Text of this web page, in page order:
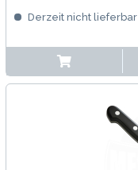
Derzeit nicht lieferbar